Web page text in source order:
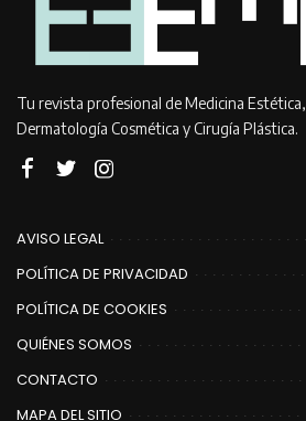
Tu revista profesional de Medicina Estética,
Dermatología Cosmética y Cirugía Plástica.
AVISO LEGAL
POLÍTICA DE PRIVACIDAD
POLÍTICA DE COOKIES
QUIÉNES SOMOS
CONTACTO
MAPA DEL SITIO